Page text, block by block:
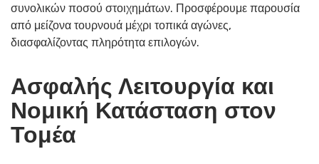
συνολικών ποσού στοιχημάτων. Προσφέρουμε παρουσία
από μείζονα τουρνουά μέχρι τοπικά αγώνες,
διασφαλίζοντας πληρότητα επιλογών.
Ασφαλής Λειτουργία και
Νομική Κατάσταση στον
Τομέα